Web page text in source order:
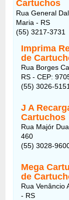
Cartuchos
Rua General
Maria - RS
(55) 3217-3731
Imprima
de
Rua Borges
RS - CEP:
(55) 3026-5151
J A
Cartuchos
Rua Majór
460
(55) 3028-
Mega
de
Rua Venâncio
- RS